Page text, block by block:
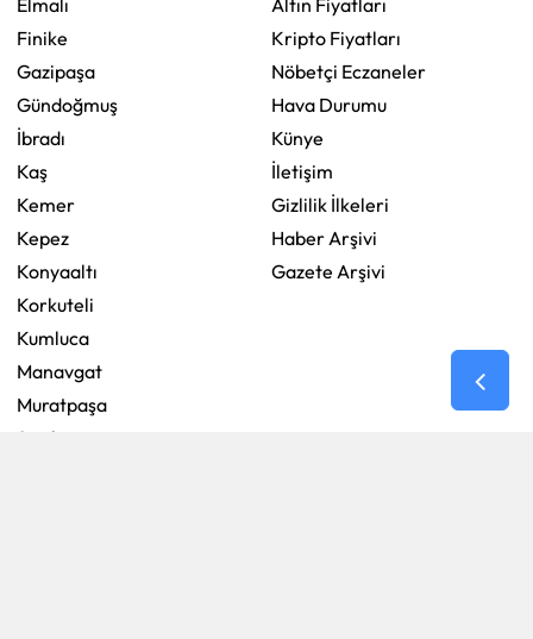
Finike
Gazipaşa
Gündoğmuş
İbradı
Kaş
Kemer
Kepez
Konyaaltı
Korkuteli
Kumluca
Manavgat
Muratpaşa
Serik
Kripto Fiyatları
Nöbetçi Eczaneler
Hava Durumu
Künye
İletişim
Gizlilik İlkeleri
Haber Arşivi
Gazete Arşivi